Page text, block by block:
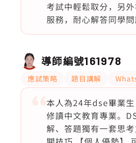
考試中輕鬆取分，另
服務，耐心解答同學問
導師編號161978
應試策略 題目講解
本人為24年dse畢業
修讀中文教育專業。
解、答題獨有一套思